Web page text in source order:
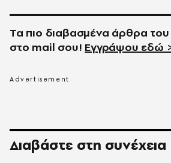
Τα πιο διαβασμένα άρθρα του
στο mail σου! Εγγράψου εδώ
Διαβάστε στη συνέχεια